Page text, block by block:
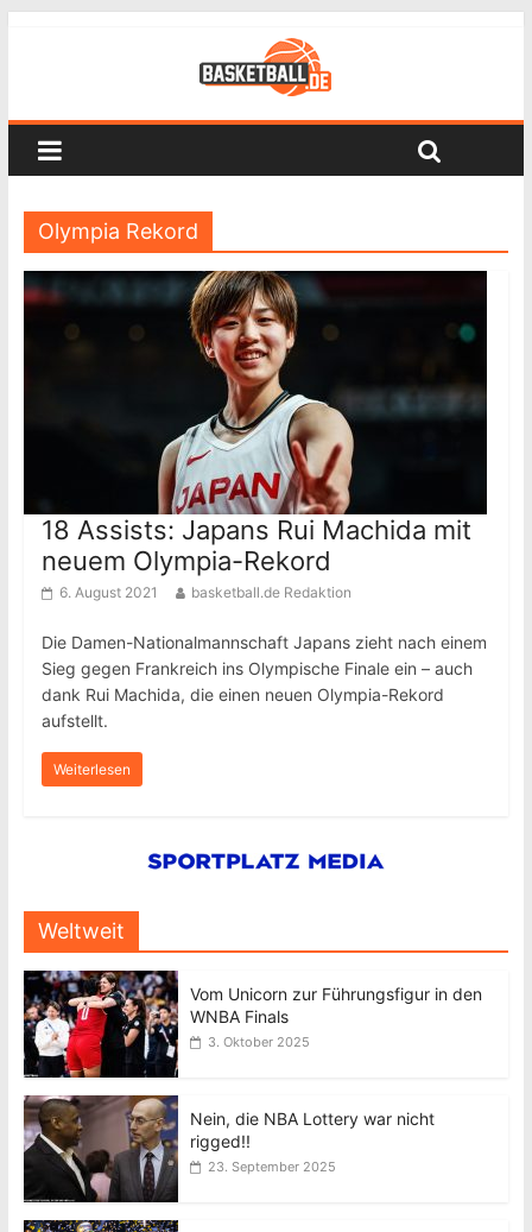
Olympia Rekord
18 Assists: Japans Rui Machida mit
neuem Olympia-Rekord
6. August 2021 basketball.de Redaktion
Die Damen-Nationalmannschaft Japans zieht nach einem
Sieg gegen Frankreich ins Olympische Finale ein – auch
dank Rui Machida, die einen neuen Olympia-Rekord
aufstellt.
Weiterlesen
Weltweit
Vom Unicorn zur Führungsfigur in den
WNBA Finals
3. Oktober 2025
Nein, die NBA Lottery war nicht
rigged!!
23. September 2025